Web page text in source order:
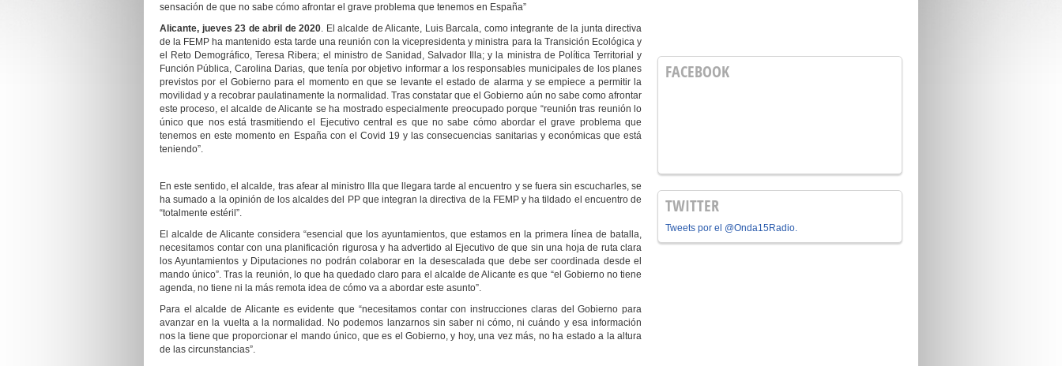
sensación de que no sabe cómo afrontar el grave problema que tenemos en España”
Alicante, jueves 23 de abril de 2020. El alcalde de Alicante, Luis Barcala, como integrante de la junta directiva
de la FEMP ha mantenido esta tarde una reunión con la vicepresidenta y ministra para la Transición Ecológica y
el Reto Demográfico, Teresa Ribera; el ministro de Sanidad, Salvador Illa; y la ministra de Política Territorial y
Función Pública, Carolina Darias, que tenía por objetivo informar a los responsables municipales de los planes
previstos por el Gobierno para el momento en que se levante el estado de alarma y se empiece a permitir la
movilidad y a recobrar paulatinamente la normalidad. Tras constatar que el Gobierno aún no sabe como afrontar
este proceso, el alcalde de Alicante se ha mostrado especialmente preocupado porque “reunión tras reunión lo
único que nos está trasmitiendo el Ejecutivo central es que no sabe cómo abordar el grave problema que
tenemos en este momento en España con el Covid 19 y las consecuencias sanitarias y económicas que está
teniendo”.
En este sentido, el alcalde, tras afear al ministro Illa que llegara tarde al encuentro y se fuera sin escucharles, se
ha sumado a la opinión de los alcaldes del PP que integran la directiva de la FEMP y ha tildado el encuentro de
“totalmente estéril”.
El alcalde de Alicante considera “esencial que los ayuntamientos, que estamos en la primera línea de batalla,
necesitamos contar con una planificación rigurosa y ha advertido al Ejecutivo de que sin una hoja de ruta clara
los Ayuntamientos y Diputaciones no podrán colaborar en la desescalada que debe ser coordinada desde el
mando único”. Tras la reunión, lo que ha quedado claro para el alcalde de Alicante es que “el Gobierno no tiene
agenda, no tiene ni la más remota idea de cómo va a abordar este asunto”.
Para el alcalde de Alicante es evidente que “necesitamos contar con instrucciones claras del Gobierno para
avanzar en la vuelta a la normalidad. No podemos lanzarnos sin saber ni cómo, ni cuándo y esa información
nos la tiene que proporcionar el mando único, que es el Gobierno, y hoy, una vez más, no ha estado a la altura
de las circunstancias”.
FACEBOOK
TWITTER
Tweets por el @Onda15Radio.